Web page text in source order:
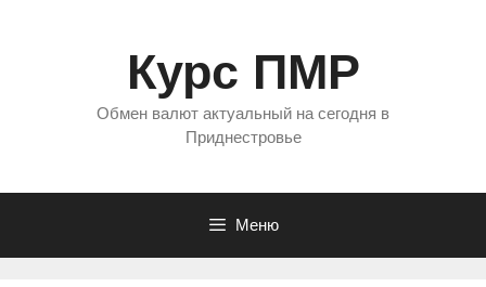
Курс ПМР
Обмен валют актуальный на сегодня в
Приднестровье
Меню